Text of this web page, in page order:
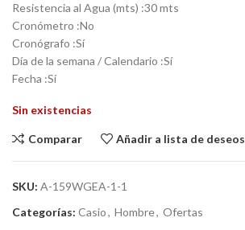
Resistencia al Agua (mts) :30 mts
Cronómetro :No
Cronógrafo :Sí
Día de la semana / Calendario :Sí
Fecha :Sí
Sin existencias
Comparar Añadir a lista de deseos
SKU: A-159WGEA-1-1
Categorías: Casio, Hombre, Ofertas